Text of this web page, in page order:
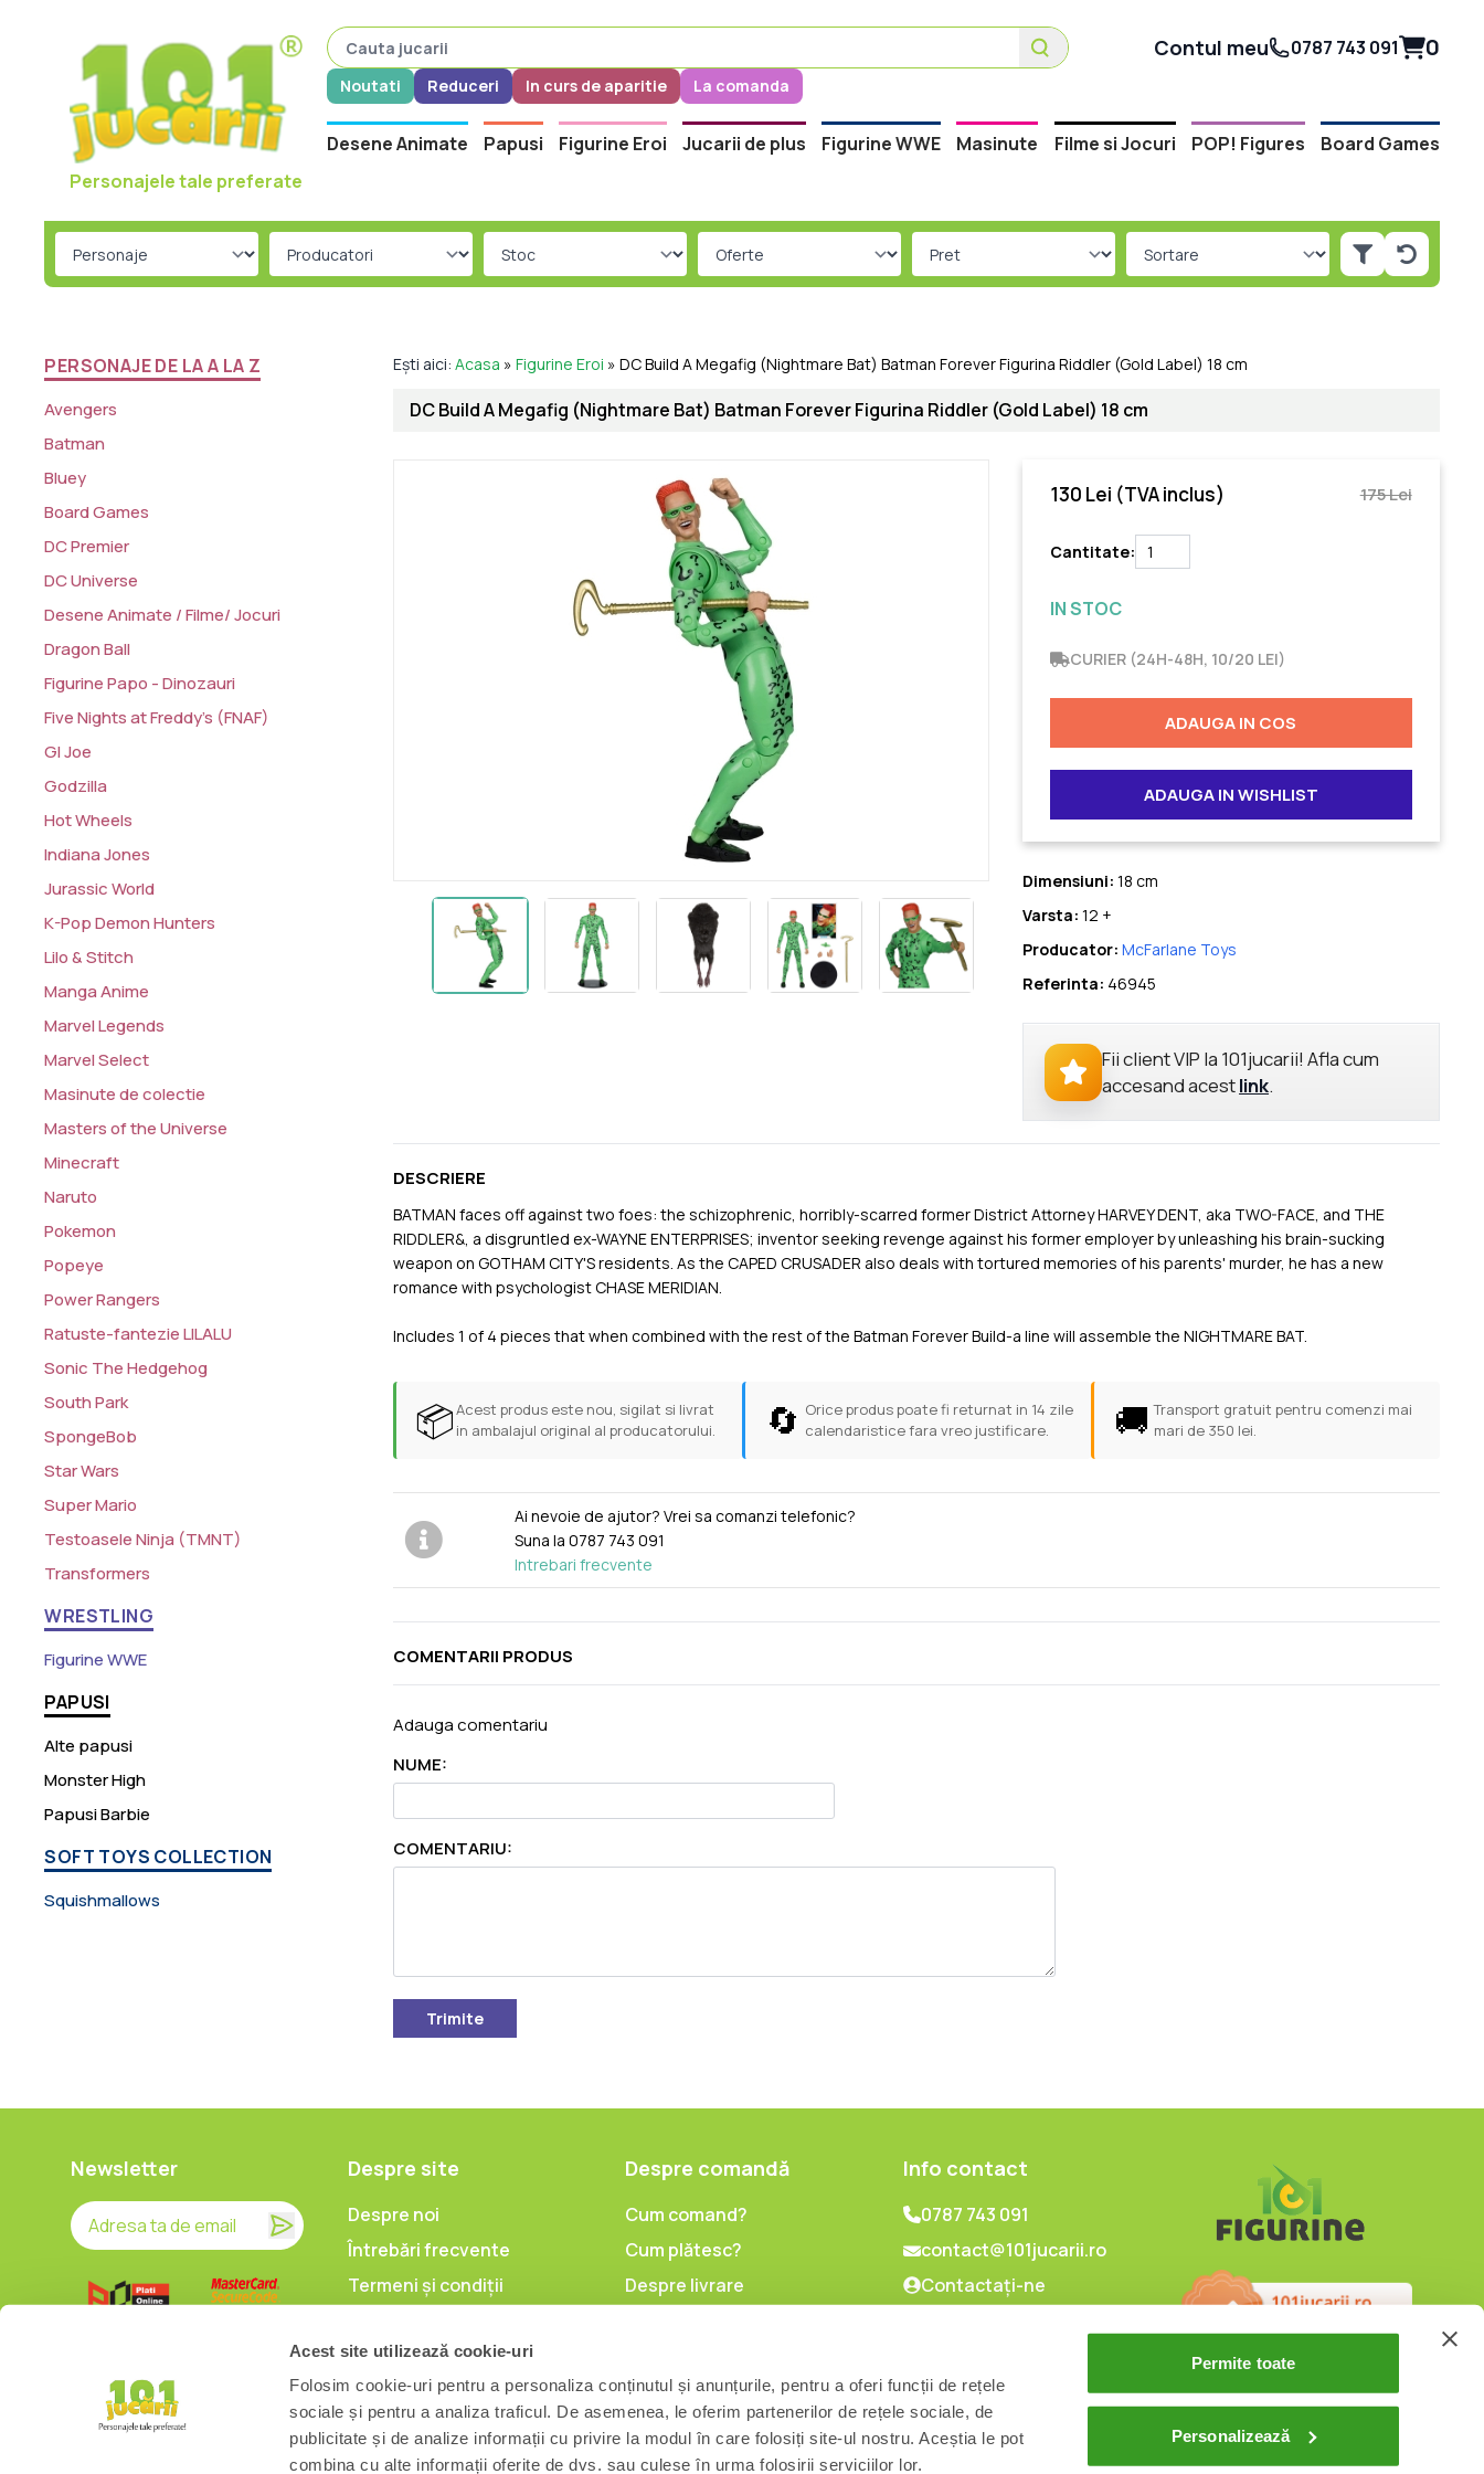
Acest site utilizează cookie-uri
Folosim cookie-uri pentru a personaliza conținutul și anunțurile, pentru a oferi funcții de rețele
sociale și pentru a analiza traficul. De asemenea, le oferim partenerilor de rețele sociale, de
publicitate și de analize informații cu privire la modul în care folosiți site-ul nostru. Aceștia le pot
combina cu alte informații oferite de dvs. sau culese în urma folosirii serviciilor lor.
Permite toate
Personalizează
Personajele tale preferate
Contul meu 0787 743 091 0
Noutati Reduceri In curs de aparitie La comanda
Desene Animate Papusi Figurine Eroi Jucarii de plus Figurine WWE Masinute Filme si Jocuri POP! Figures Board Games
PERSONAJE DE LA A LA Z
Avengers
Batman
Bluey
Board Games
DC Premier
DC Universe
Desene Animate / Filme/ Jocuri
Dragon Ball
Figurine Papo - Dinozauri
Five Nights at Freddy's (FNAF)
GI Joe
Godzilla
Hot Wheels
Indiana Jones
Jurassic World
K-Pop Demon Hunters
Lilo & Stitch
Manga Anime
Marvel Legends
Marvel Select
Masinute de colectie
Masters of the Universe
Minecraft
Naruto
Pokemon
Popeye
Power Rangers
Ratuste-fantezie LILALU
Sonic The Hedgehog
South Park
SpongeBob
Star Wars
Super Mario
Testoasele Ninja (TMNT)
Transformers
WRESTLING
Figurine WWE
PAPUSI
Alte papusi
Monster High
Papusi Barbie
SOFT TOYS COLLECTION
Squishmallows
Ești aici:Acasa »Figurine Eroi »DC Build A Megafig (Nightmare Bat) Batman Forever Figurina Riddler (Gold Label) 18 cm
DC Build A Megafig (Nightmare Bat) Batman Forever Figurina Riddler (Gold Label) 18 cm
130 Lei (TVA inclus) 175 Lei
Cantitate:
IN STOC
CURIER (24H-48H, 10/20 LEI)
ADAUGA IN COS
ADAUGA IN WISHLIST
Dimensiuni: 18 cm
Varsta: 12 +
Producator: McFarlane Toys
Referinta: 46945
Fii client VIP la 101jucarii! Afla cum
accesand acestlink.
DESCRIERE
BATMAN faces off against two foes: the schizophrenic, horribly-scarred former District Attorney HARVEY DENT, aka TWO-FACE, and THE
RIDDLER&, a disgruntled ex-WAYNE ENTERPRISES; inventor seeking revenge against his former employer by unleashing his brain-sucking
weapon on GOTHAM CITY'S residents. As the CAPED CRUSADER also deals with tortured memories of his parents' murder, he has a new
romance with psychologist CHASE MERIDIAN.
Includes 1 of 4 pieces that when combined with the rest of the Batman Forever Build-a line will assemble the NIGHTMARE BAT.
📦Acest produs este nou, sigilat si livrat
in ambalajul original al producatorului.
🔄 Orice produs poate fi returnat in 14 zile
calendaristice fara vreo justificare.
🚚 Transport gratuit pentru comenzi mai
mari de 350 lei.
Ai nevoie de ajutor? Vrei sa comanzi telefonic?
Suna la0787 743 091
Intrebari frecvente
COMENTARII PRODUS
Adauga comentariu
NUME:
COMENTARIU:
Trimite
Newsletter Despre site
Despre noi
Întrebări frecvente
Termeni și condiții
caracter personal
Politica de utilizare
cookieuri
Despre comandă
Cum comand?
Cum plătesc?
Despre livrare
Info contact
0787 743 091
contact@101jucarii.ro
Contactați-ne